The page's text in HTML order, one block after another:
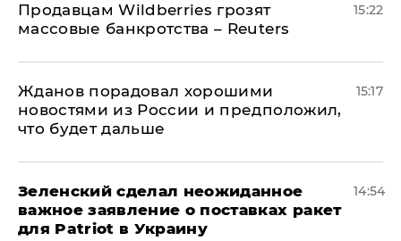
Продавцам Wildberries грозят
массовые банкротства – Reuters
15:22
Жданов порадовал хорошими
новостями из России и предположил,
что будет дальше
15:17
Зеленский сделал неожиданное
важное заявление о поставках ракет
для Patriot в Украину
14:54